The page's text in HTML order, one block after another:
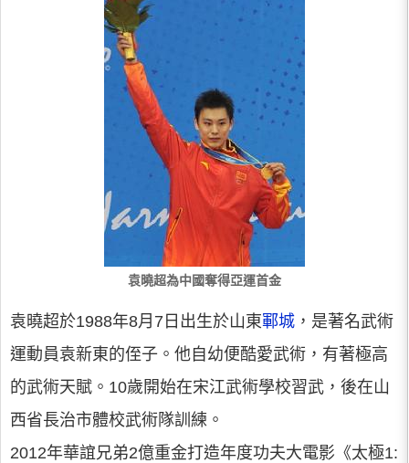
袁曉超為中國奪得亞運首金
袁曉超於1988年8月7日出生於山東鄆城 ，是著名武術
運動員袁新東的侄子。他自幼便酷愛武術，有著極高
的武術天賦。10歲開始在宋江武術學校習武，後在山
西省長治市體校武術隊訓練。
2012年華誼兄弟2億重金打造年度功夫大電影《太極1: